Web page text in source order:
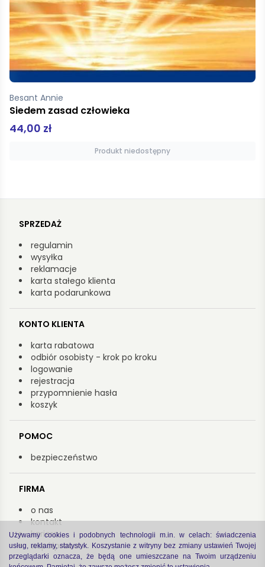
Używamy cookies i podobnych technologii m.in. w celach: świadczenia
usług, reklamy, statystyk. Koszystanie z witryny bez zmiany ustawień Twojej
przeglądarki oznacza, że będą one umieszczane na Twoim urządzeniu
Besant Annie
Siedem zasad człowieka
44,00 zł
Produkt niedostępny
SPRZEDAŻ
regulamin
wysyłka
reklamacje
karta stałego klienta
karta podarunkowa
KONTO KLIENTA
karta rabatowa
odbiór osobisty - krok po kroku
logowanie
rejestracja
przypomnienie hasła
koszyk
POMOC
bezpieczeństwo
FIRMA
o nas
kontakt
kariera
współpraca